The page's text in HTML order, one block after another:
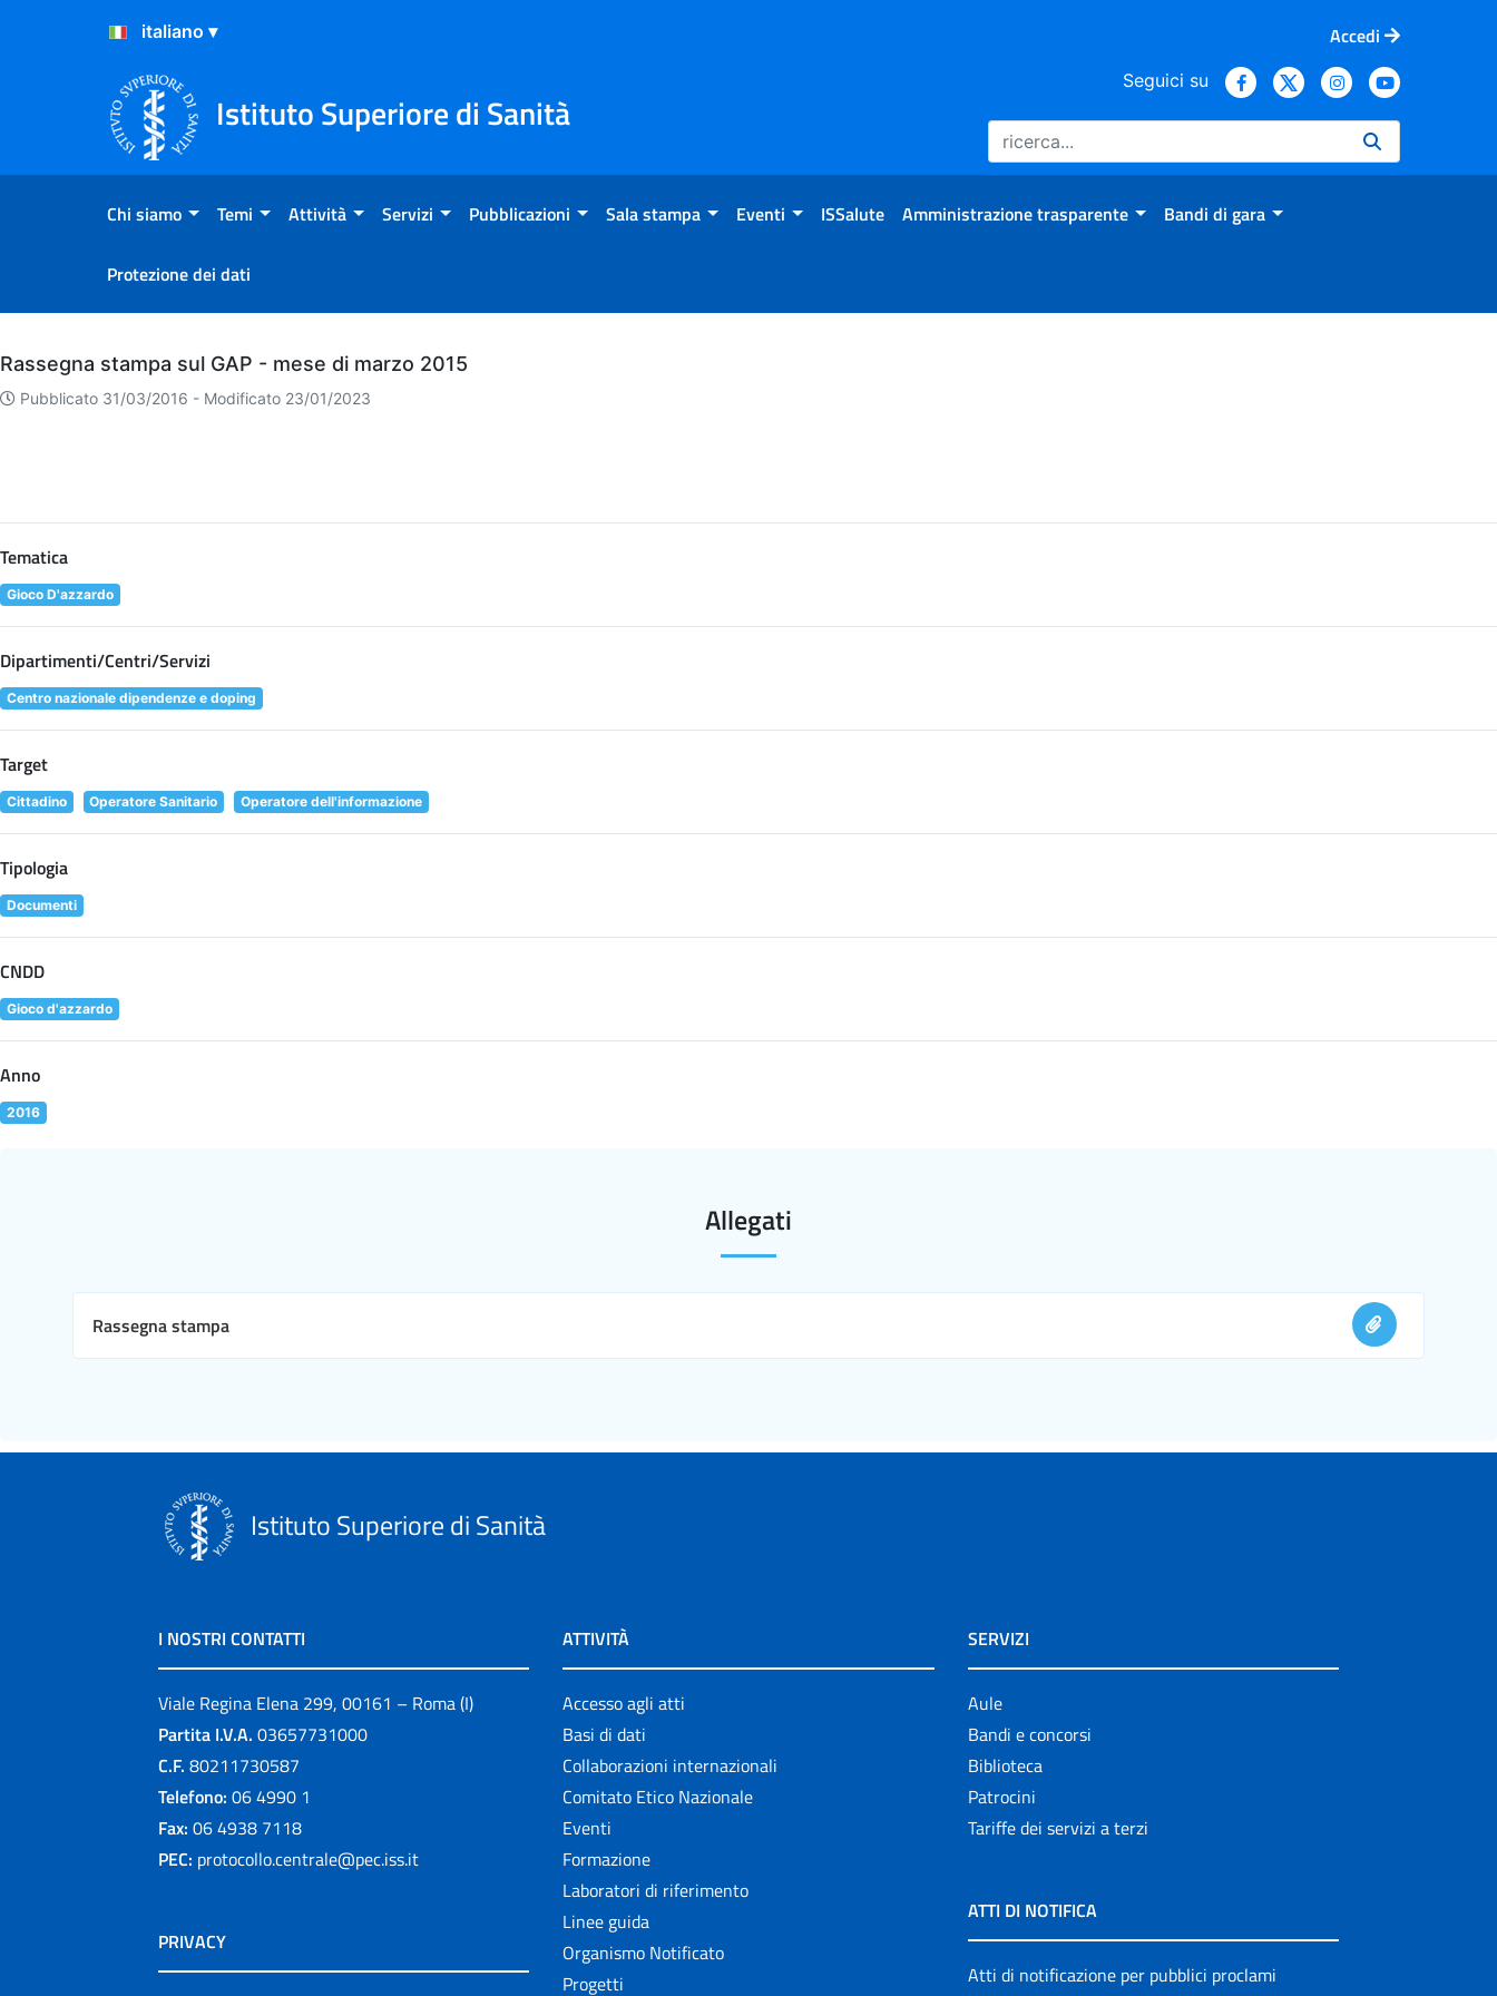
Salta al Contenuto
Salta al Footer
Accedi
Istituto Superiore di Sanità
Seguici su
Chi siamo Temi Attività Servizi Pubblicazioni Sala stampa Eventi ISSalute Amministrazione trasparente Bandi di gara
Protezione dei dati
Archivio
Rassegna stampa sul GAP - mese di marzo 2015
Pubblicato 31/03/2016 - Modificato 23/01/2023
Tematica
Gioco D'azzardo
Dipartimenti/Centri/Servizi
Centro nazionale dipendenze e doping
Target
Cittadino Operatore Sanitario Operatore dell'informazione
Tipologia
Documenti
CNDD
Gioco d'azzardo
Anno
2016
Allegati
Rassegna stampa
Istituto Superiore di Sanità
I NOSTRI CONTATTI
Viale Regina Elena 299, 00161 – Roma (I)
Partita I.V.A. 03657731000
C.F. 80211730587
Telefono: 06 4990 1
Fax: 06 4938 7118
PEC: protocollo.centrale@pec.iss.it
PRIVACY
ATTIVITÀ
Accesso agli atti
Basi di dati
Collaborazioni internazionali
Comitato Etico Nazionale
Eventi
Formazione
Laboratori di riferimento
Linee guida
Organismo Notificato
Progetti
SERVIZI
Aule
Bandi e concorsi
Biblioteca
Patrocini
Tariffe dei servizi a terzi
ATTI DI NOTIFICA
Atti di notificazione per pubblici proclami